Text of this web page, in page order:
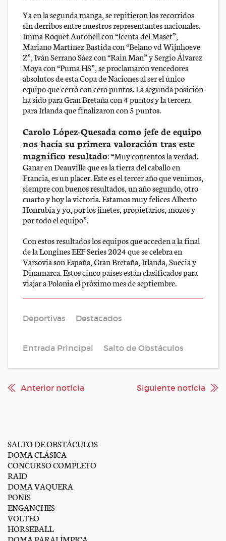
Ya en la segunda manga, se repitieron los recorridos
sin derribos entre nuestros representantes nacionales.
Imma Roquet Autonell con “Icenta del Maset”,
Mariano Martínez Bastida con “Belano vd Wijnhoeve
Z”, Iván Serrano Sáez con “Rain Man” y Sergio Álvarez
Moya con “Puma HS”, se proclamaron vencedores
absolutos de esta Copa de Naciones al ser el único
equipo que cerró con cero puntos. La segunda posición
ha sido para Gran Bretaña con 4 puntos y la tercera
para Irlanda que finalizaron con 5 puntos.
Carolo López-Quesada como jefe de equipo
nos hacía su primera valoración tras este
magnífico resultado:“Muy contentos la verdad.
Ganar en Deauville que es la tierra del caballo en
Francia, es un placer. Este es el tercer año que venimos,
siempre con buenos resultados, un año segundo, otro
cuarto y hoy la victoria. Estamos muy felices Alberto
Honrubia y yo, por los jinetes, propietarios, mozos y
por todo el equipo”
Con estos resultados los equipos que acceden a la final
de la Longines EEF Series 2024 que se celebra en
Varsovia son España, Gran Bretaña, Irlanda, Suecia y
Dinamarca. Estos cinco países están clasificados para
viajar a Polonia el próximo mes de septiembre.
Deportivas Destacados
Entrada Principal Salto de Obstáculos
Anterior noticia Siguiente noticia
SALTO DE OBSTÁCULOS
DOMA CLÁSICA
CONCURSO COMPLETO
RAID
DOMA VAQUERA
PONIS
ENGANCHES
VOLTEO
HORSEBALL
DOMA PARALÍMPICA